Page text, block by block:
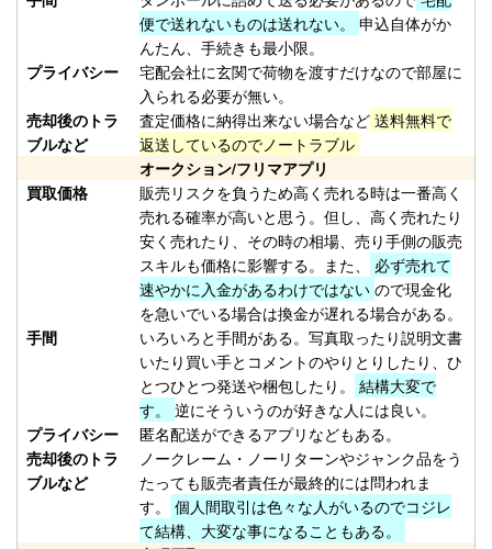
釣具買取クーポンturi20260214-
（2026/02/28迄）
Orvis オービス フライリール
CFO IV 未使用
釣具買取クーポンturi20260214-
03（2026/02/28迄）
17,500円
Orvis オービス フライリール
MACH V 未使用
釣具買取クーポンturi20260214-
（2026/02/28迄）
10,000円
2026/02/14
Orvis オービス フライリール
BATTENKILL DISC 7/8 ディスク
未使用
釣具買取クーポンturi20260214-
（2026/02/28迄）
5,500円
2026/02/14
ホンデックス PS-800GP 魚探 未
使用
釣具買取クーポン
plamo20260124-
49,000円
2026/01/24
便で送れないものは送れない。 申込自体がか
んたん、手続きも最小限。
プライバシー
宅配会社に玄関で荷物を渡すだけなので部屋に
入られる必要が無い。
売却後のトラ
ブルなど
査定価格に納得出来ない場合など 送料無料で
返送しているのでノートラブル
オークション/フリマアプリ
買取価格
販売リスクを負うため高く売れる時は一番高く
売れる確率が高いと思う。但し、高く売れたり
安く売れたり、その時の相場、売り手側の販売
スキルも価格に影響する。また、
必ず売れて
速やかに入金があるわけではない ので現金化
を急いでいる場合は換金が遅れる場合がある。
手間
いろいろと手間がある。写真取ったり説明文書
いたり買い手とコメントのやりとりしたり、ひ
とつひとつ発送や梱包したり。
結構大変で
す。 逆にそういうのが好きな人には良い。
プライバシー
匿名配送ができるアプリなどもある。
売却後のトラ
ブルなど
ノークレーム・ノーリターンやジャンク品をう
たっても販売者責任が最終的には問われま
す。
個人間取引は色々な人がいるのでコジレ
て結構、大変な事になることもある。